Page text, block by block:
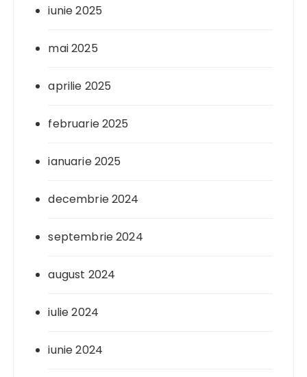
iunie 2025
mai 2025
aprilie 2025
februarie 2025
ianuarie 2025
decembrie 2024
septembrie 2024
august 2024
iulie 2024
iunie 2024